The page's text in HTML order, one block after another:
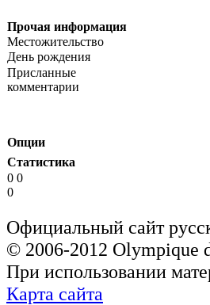
Прочая информация
Местожительство
День рождения
Присланные
комментарии
Опции
Статистика
0 0
0
Официальный сайт
© 2006-2012 Olympique
При использовании
Карта сайта